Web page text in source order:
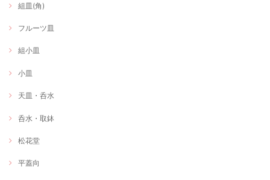
組皿(角)
フルーツ皿
組小皿
小皿
天皿・呑水
呑水・取鉢
松花堂
平蓋向